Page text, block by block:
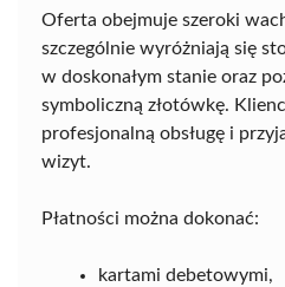
Oferta obejmuje szeroki
szczególnie wyróżniają się
w doskonałym stanie oraz
symboliczną złotówkę.
profesjonalną obsługę i
wizyt.
Płatności można dokonać:
kartami debetowymi,